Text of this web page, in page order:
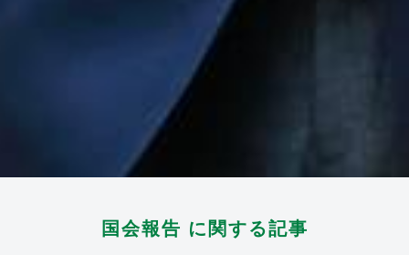
国会報告 に関する記事